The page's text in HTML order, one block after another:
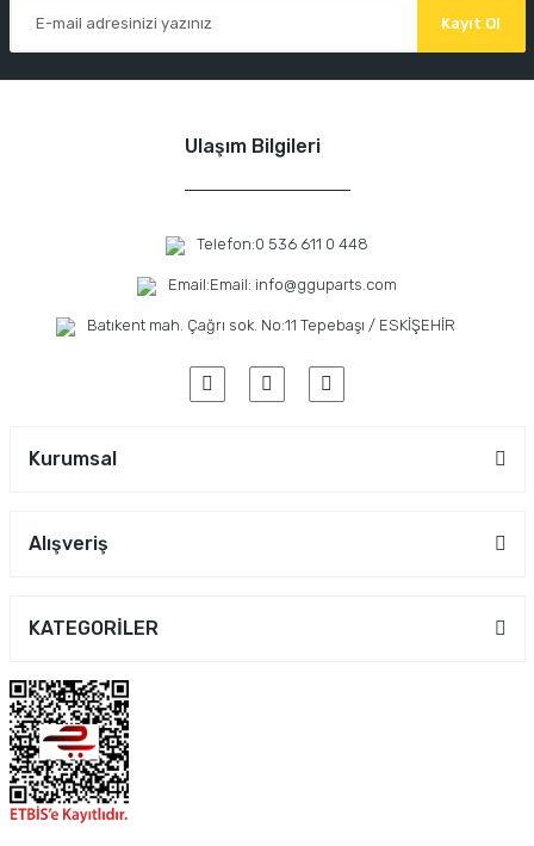
Kayıt Ol
Ulaşım Bilgileri
Telefon:0 536 611 0 448
Email:Email: info@gguparts.com
Batıkent mah. Çağrı sok. No:11 Tepebaşı / ESKİŞEHİR
Kurumsal
Alışveriş
KATEGORİLER